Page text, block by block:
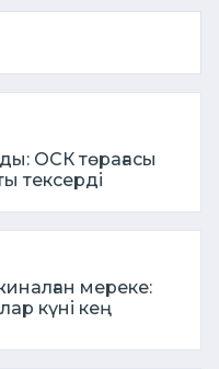
ОСК төрағасы
тексерді
мереке:
күні кең